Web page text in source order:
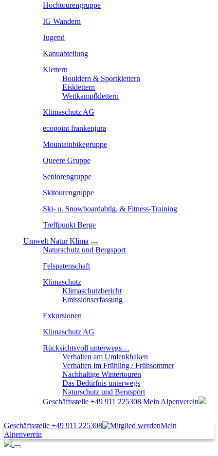
Hochtourengruppe
IG Wandern
Jugend
Kanuabteilung
Klettern
Bouldern & Sportklettern
Eisklettern
Wettkampfklettern
Klimaschutz AG
ecopoint frankenjura
Mountainbikegruppe
Queere Gruppe
Seniorengruppe
Skitourengruppe
Ski- u. Snowboardabtlg. & Fitness-Training
Treffpunkt Berge
Umwelt Natur Klima
Naturschutz und Bergsport
Felspatenschaft
Klimaschutz
Klimaschutzbericht
Emissionserfassung
Exkursionen
Klimaschutz AG
Rücksichtsvoll unterwegs…
Verhalten am Umlenkhaken
Verhalten im Frühling / Frühsommer
Nachhaltige Wintertouren
Das Bedürfnis unterwegs
Naturschutz und Bergsport
Geschäftsstelle +49 911 225308 Mein Alpenverein
Geschäftsstelle +49 911 225308
Mein
Alpenverein